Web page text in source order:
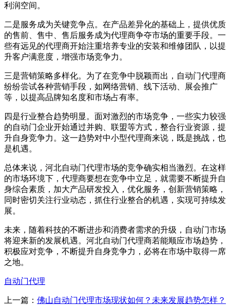
利润空间。
二是服务成为关键竞争点。在产品差异化的基础上，提供优质
的售前、售中、售后服务成为代理商争夺市场的重要手段。一
些有远见的代理商开始注重培养专业的安装和维修团队，以提
升客户满意度，增强市场竞争力。
三是营销策略多样化。为了在竞争中脱颖而出，自动门代理商
纷纷尝试各种营销手段，如网络营销、线下活动、展会推广
等，以提高品牌知名度和市场占有率。
四是行业整合趋势明显。面对激烈的市场竞争，一些实力较强
的自动门企业开始通过并购、联盟等方式，整合行业资源，提
升自身竞争力。这一趋势对中小型代理商来说，既是挑战，也
是机遇。
总体来说，河北自动门代理市场的竞争确实相当激烈。在这样
的市场环境下，代理商要想在竞争中立足，就需要不断提升自
身综合素质，加大产品研发投入，优化服务，创新营销策略，
同时密切关注行业动态，抓住行业整合的机遇，实现可持续发
展。
未来，随着科技的不断进步和消费者需求的升级，自动门市场
将迎来新的发展机遇。河北自动门代理商若能顺应市场趋势，
积极应对竞争，不断提升自身竞争力，必将在市场中取得一席
之地。
自动门代理
上一篇： 佛山自动门代理市场现状如何？未来发展趋势怎样？